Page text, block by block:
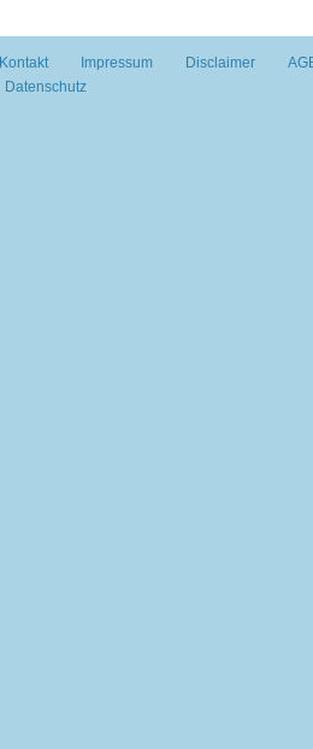
Kontakt Impressum Disclaimer
Datenschutz